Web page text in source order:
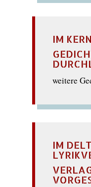
IM KERN
weitere
IM